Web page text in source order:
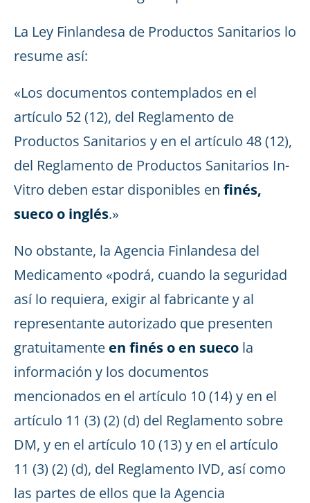
La Ley Finlandesa de Productos Sanitarios lo
resume así:
«Los documentos contemplados en el
artículo 52 (12), del Reglamento de
Productos Sanitarios y en el artículo 48 (12),
del Reglamento de Productos Sanitarios In-
Vitro deben estar disponibles en finés,
sueco o inglés.»
No obstante, la Agencia Finlandesa del
Medicamento «podrá, cuando la seguridad
así lo requiera, exigir al fabricante y al
representante autorizado que presenten
gratuitamente en finés o en sueco la
información y los documentos
mencionados en el artículo 10 (14) y en el
artículo 11 (3) (2) (d) del Reglamento sobre
DM, y en el artículo 10 (13) y en el artículo
11 (3) (2) (d), del Reglamento IVD, así como
las partes de ellos que la Agencia